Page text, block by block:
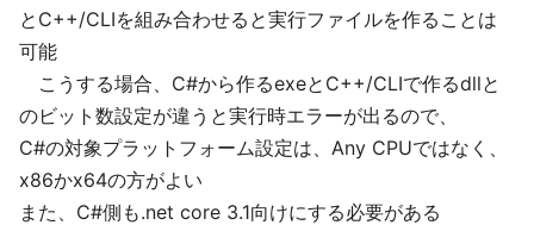
とC++/CLIを組み合わせると実行ファイルを作ることは
可能
こうする場合、C#から作るexeとC++/CLIで作るdllと
のビット数設定が違うと実行時エラーが出るので、
C#の対象プラットフォーム設定は、Any CPUではなく、
x86かx64の方がよい
また、C#側も.net core 3.1向けにする必要がある